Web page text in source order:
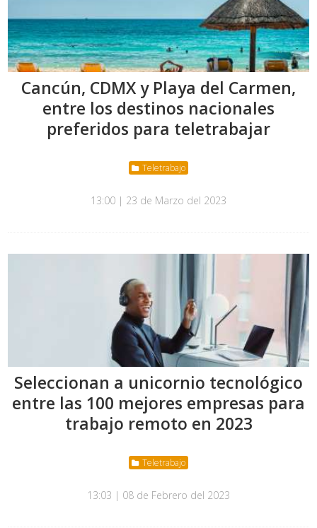
Cancún, CDMX y Playa del Carmen,
entre los destinos nacionales
preferidos para teletrabajar
Teletrabajo
13:00 | 23 de Marzo del 2023
Seleccionan a unicornio tecnológico
entre las 100 mejores empresas para
trabajo remoto en 2023
Teletrabajo
13:03 | 08 de Febrero del 2023